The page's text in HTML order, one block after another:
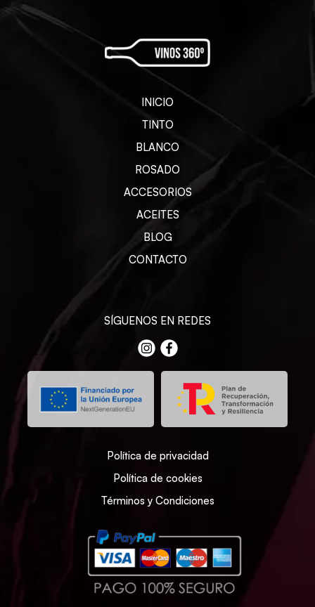
INICIO
TINTO
BLANCO
ROSADO
ACCESORIOS
ACEITES
BLOG
CONTACTO
SÍGUENOS EN REDES
Política de privacidad
Política de cookies
Términos y Condiciones